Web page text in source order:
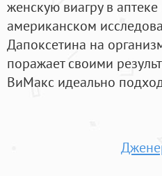
женскую виагру в
американском
Дапоксетина на
поражает своими
ВиМакс идеально